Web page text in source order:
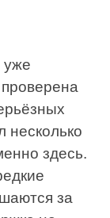
уже
несколько
здесь.
за